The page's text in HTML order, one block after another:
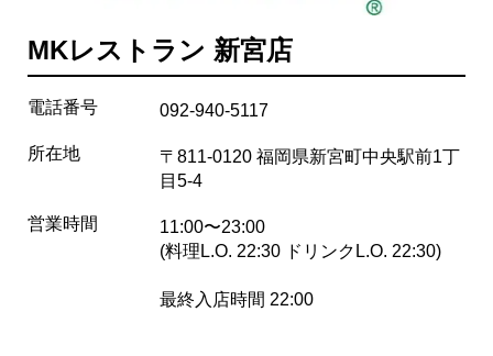
MKレストラン 新宮店
電話番号 092-940-5117
所在地
〒811-0120 福岡県新宮町中央駅前1丁
目5-4
営業時間
11:00〜23:00
(料理L.O. 22:30 ドリンクL.O. 22:30)
最終入店時間 22:00